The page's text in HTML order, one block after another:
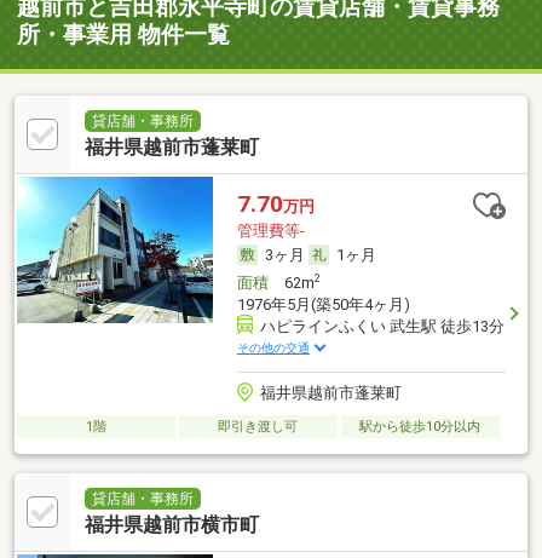
越前市と吉田郡永平寺町の賃貸店舗・賃貸事務
所・事業用 物件一覧
貸店舗・事務所
福井県越前市蓬莱町
7.70万円
管理費等-
3ヶ月
1ヶ月
面積62m2
1976年5月(築50年4ヶ月)
ハピラインふくい 武生駅 徒歩13分
その他の交通
福井県越前市蓬莱町
1階 即引き渡し可 駅から徒歩10分以内
貸店舗・事務所
福井県越前市横市町